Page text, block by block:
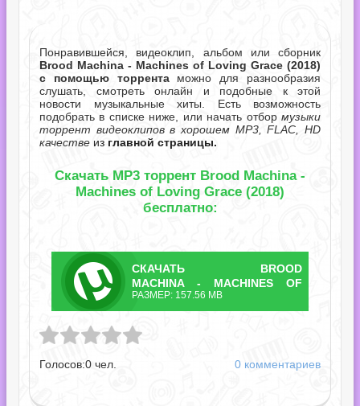
Понравившейся, видеоклип, альбом или сборник
Brood Machina - Machines of Loving Grace (2018)
с помощью торрентаможно для разнообразия
слушать, смотреть онлайн и подобные к этой
новости музыкальные хиты. Есть возможность
подобрать в списке ниже, или начать отбор музыки
торрент видеоклипов в хорошем MP3, FLAC, HD
качестве из главной страницы.
Скачать MP3 торрент Brood Machina -
Machines of Loving Grace (2018)
бесплатно:
СКАЧАТЬ
ТОРРЕНТ
BROOD
MACHINA - MACHINES OF
LOVING GRACE.TORRENT
РАЗМЕР: 157.56 MB
- Machines of Loving Grace.torrent
Голосов:0 чел. 0 комментариев